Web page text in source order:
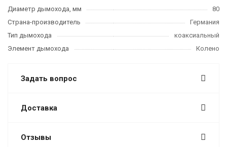
Диаметр дымохода, мм
80
Страна-производитель
Германия
Тип дымохода
коаксиальный
Элемент дымохода
Колено
Задать вопрос
Доставка
Отзывы